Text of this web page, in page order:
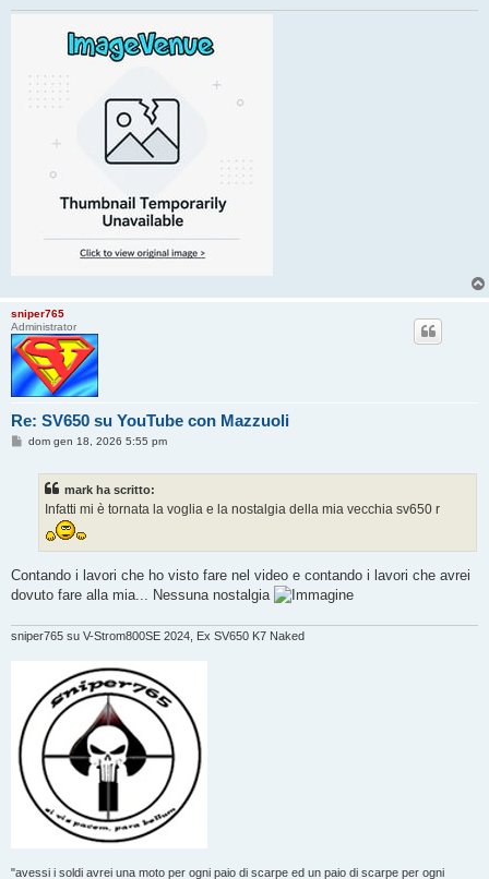
sniper765
Administrator
Re: SV650 su YouTube con Mazzuoli
Mdom gen 18, 2026 5:55 pm
mark ha scritto:
Infatti mi è tornata la voglia e la nostalgia della mia vecchia sv650 r
Contando i lavori che ho visto fare nel video e contando i lavori che avrei
dovuto fare alla mia... Nessuna nostalgia
sniper765 su V-Strom800SE 2024, Ex SV650 K7 Naked
"avessi i soldi avrei una moto per ogni paio di scarpe ed un paio di scarpe per ogni